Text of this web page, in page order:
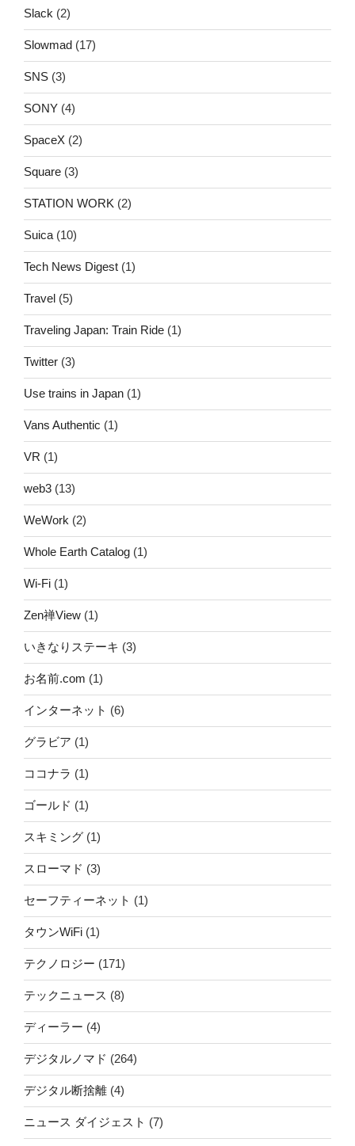
Slack (2)
Slowmad (17)
SNS (3)
SONY (4)
SpaceX (2)
Square (3)
STATION WORK (2)
Suica (10)
Tech News Digest (1)
Travel (5)
Traveling Japan: Train Ride (1)
Twitter (3)
Use trains in Japan (1)
Vans Authentic (1)
VR (1)
web3 (13)
WeWork (2)
Whole Earth Catalog (1)
Wi-Fi (1)
Zen禅View (1)
いきなりステーキ (3)
お名前.com (1)
インターネット (6)
グラビア (1)
ココナラ (1)
ゴールド (1)
スキミング (1)
スローマド (3)
セーフティーネット (1)
タウンWiFi (1)
テクノロジー (171)
テックニュース (8)
ディーラー (4)
デジタルノマド (264)
デジタル断捨離 (4)
ニュース ダイジェスト (7)